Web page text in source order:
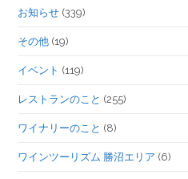
お知らせ (339)
その他 (19)
イベント (119)
レストランのこと (255)
ワイナリーのこと (8)
ワインツーリズム 勝沼エリア (6)